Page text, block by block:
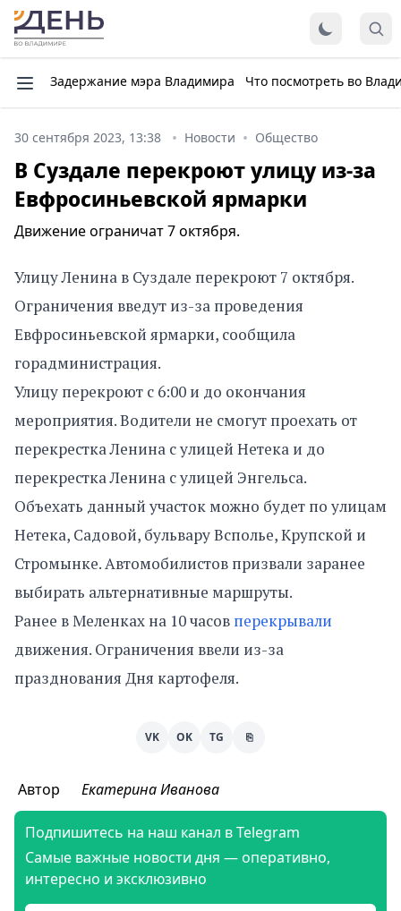
Задержание мэра Владимира Что посмотреть во
30 сентября 2023, 13:38 Новости Общество
В Суздале перекроют улицу из-за
Евфросиньевской ярмарки
Движение ограничат 7 октября.
Улицу Ленина в Суздале перекроют 7 октября.
Ограничения введут из-за проведения
Евфросиньевской ярмарки, сообщила
горадминистрация.
Улицу перекроют с 6:00 и до окончания
мероприятия. Водители не смогут проехать от
перекрестка Ленина с улицей Нетека и до
перекрестка Ленина с улицей Энгельса.
Объехать данный участок можно будет по улицам
Нетека, Садовой, бульвару Всполье, Крупской и
Стромынке. Автомобилистов призвали заранее
выбирать альтернативные маршруты.
Ранее в Меленках на 10 часов перекрывали
движения. Ограничения ввели из-за
празднования Дня картофеля.
VK OK TG ⎘
Автор Екатерина Иванова
Подпишитесь на наш канал в Telegram
Самые важные новости дня — оперативно,
интересно и эксклюзивно